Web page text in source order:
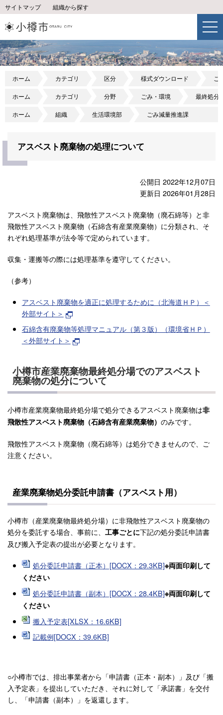
サイトマップ 組織から探す
ホーム カテゴリ 区分 様式ダウンロード ご
ホーム カテゴリ 分野 ごみ・環境 最終処分
ホーム 組織 生活環境部 ごみ減量推進課
アスベスト廃棄物の処理について
公開日 2022年12月07日
更新日 2026年01月28日
アスベスト廃棄物は、飛散性アスベスト廃棄物（廃石綿等）と非
飛散性アスベスト廃棄物（石綿含有産業廃棄物）に分類され、そ
れぞれ処理基準が法令等で定められています。
収集・運搬等の際には処理基準を遵守してください。
（参考）
アスベスト廃棄物を適正に処理するために（北海道ＨＰ）＜
外部サイト＞
石綿含有廃棄物等処理マニュアル（第３版）（環境省ＨＰ）
＜外部サイト＞
小樽市産業廃棄物最終処分場でのアスベスト
廃棄物の処分について
小樽市産業廃棄物最終処分場で処分できるアスベスト廃棄物は非
飛散性アスベスト廃棄物（石綿含有産業廃棄物） のみです。
飛散性アスベスト廃棄物（廃石綿等）は処分できませんので、ご
注意ください。
産業廃棄物処分委託申請書（アスベスト用）
小樽市（産業廃棄物最終処分場）に非飛散性アスベスト廃棄物の
処分を委託する場合、事前に、 工事ごとに下記の処分委託申請書
及び搬入予定表の提出が必要となります。
処分委託申請書（正本）[DOCX：29.3KB]※両面印刷して
ください
処分委託申請書（副本）[DOCX：28.4KB]※両面印刷して
ください
搬入予定表[XLSX：16.6KB]
記載例[DOCX：39.6KB]
○小樽市では、排出事業者から「申請書（正本・副本）」及び「搬
入予定表」を提出していただき、それに対して「承諾書」を交付
し、「申請書（副本）」を返還します。